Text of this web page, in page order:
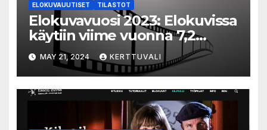
ELOKUVAUUTISET TILASTOT
Elokuvavuosi 2023: Elokuvissa
käytiin viime vuonna 7,2
miljoonaa kertaa ympäri
Suomen
MAY 21, 2024 KERTTUVALI